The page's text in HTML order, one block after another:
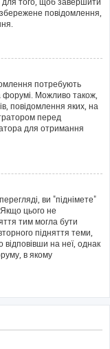
збережене повідомлення,
потребують
форумі. Можливо також,
повідомлення яких, на
перед
для отримання
ви "піднімете"
цього не
тим могла бути
підняття теми,
на неї, однак
в якому